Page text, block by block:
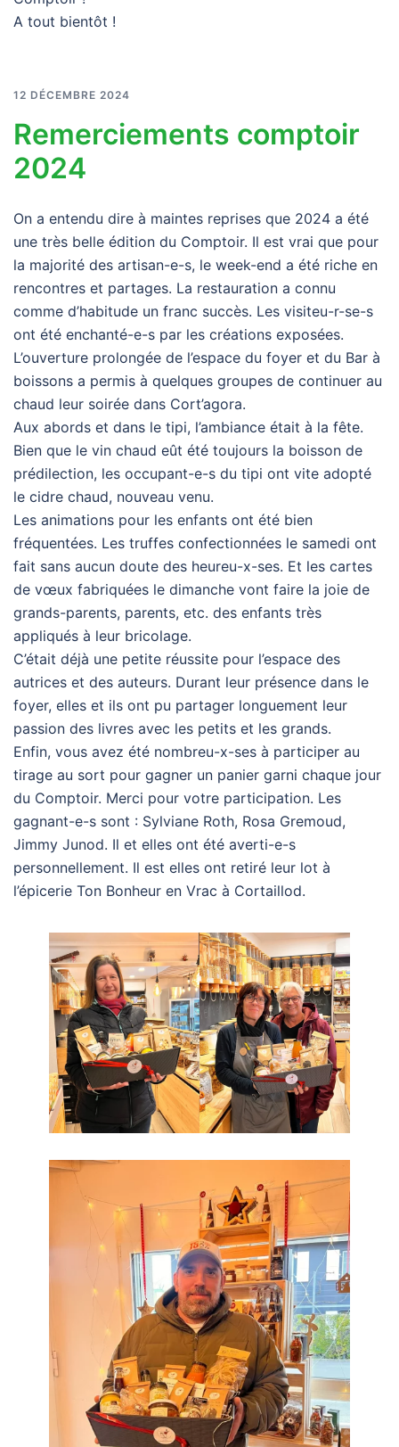
A tout bientôt !
12 DÉCEMBRE 2024
Remerciements comptoir
2024
On a entendu dire à maintes reprises que 2024 a été
une très belle édition du Comptoir. Il est vrai que pour
la majorité des artisan-e-s, le week-end a été riche en
rencontres et partages. La restauration a connu
comme d’habitude un franc succès. Les visiteu-r-se-s
ont été enchanté-e-s par les créations exposées.
L’ouverture prolongée de l’espace du foyer et du Bar à
boissons a permis à quelques groupes de continuer au
chaud leur soirée dans Cort’agora.
Aux abords et dans le tipi, l’ambiance était à la fête.
Bien que le vin chaud eût été toujours la boisson de
prédilection, les occupant-e-s du tipi ont vite adopté
le cidre chaud, nouveau venu.
Les animations pour les enfants ont été bien
fréquentées. Les truffes confectionnées le samedi ont
fait sans aucun doute des heureu-x-ses. Et les cartes
de vœux fabriquées le dimanche vont faire la joie de
grands-parents, parents, etc. des enfants très
appliqués à leur bricolage.
C’était déjà une petite réussite pour l’espace des
autrices et des auteurs. Durant leur présence dans le
foyer, elles et ils ont pu partager longuement leur
passion des livres avec les petits et les grands.
Enfin, vous avez été nombreu-x-ses à participer au
tirage au sort pour gagner un panier garni chaque jour
du Comptoir. Merci pour votre participation. Les
gagnant-e-s sont : Sylviane Roth, Rosa Gremoud,
Jimmy Junod. Il et elles ont été averti-e-s
personnellement. Il est elles ont retiré leur lot à
l’épicerie Ton Bonheur en Vrac à Cortaillod.